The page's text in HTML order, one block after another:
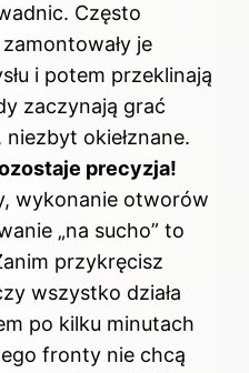
Często
je
i potem przeklinają
zaczynają grać
okiełznane.
precyzja!
wykonanie otworów
„na sucho” to
przykręcisz
wszystko działa
po kilku minutach
fronty nie chcą